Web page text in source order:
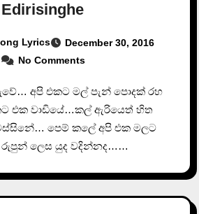
Edirisinghe
Lyrics
December 30, 2016
No Comments
එක වාඩියේ…කල් ඇරියෙත් හිත
පෙම් කලේ අපි එක මලට
ලෙස යුද වදින්නද……